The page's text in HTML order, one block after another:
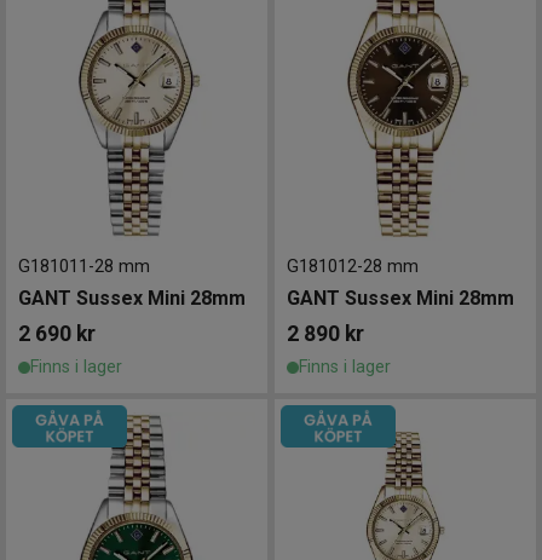
G181011 -28 mm
GANT Sussex Mini 28mm
2 690 kr
Finns i lager
G181012-28 mm
GANT Sussex Mini 28mm
2 890 kr
Finns i lager